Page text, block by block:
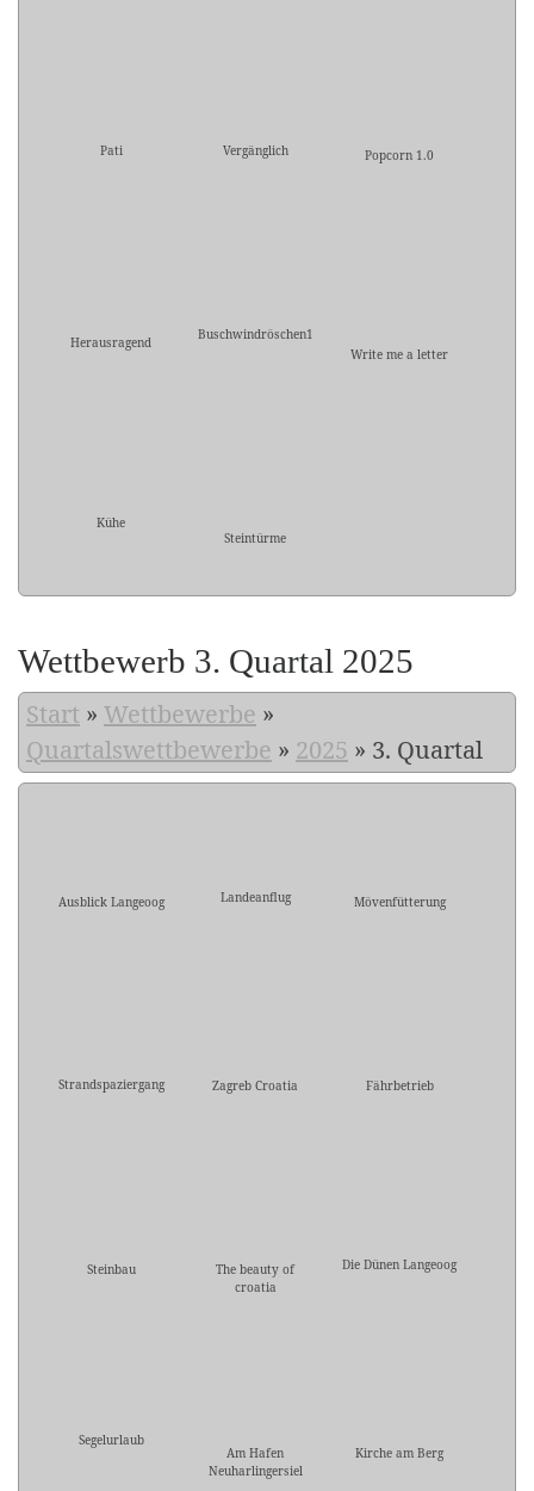
Pati Vergänglich Popcorn 1.0
Herausragend
Buschwindröschen1
Write me a letter
Kühe
Steintürme
Wettbewerb 3. Quartal 2025
Start » Wettbewerbe »
Quartalswettbewerbe » 2025 » 3. Quartal
Ausblick Langeoog Landeanflug Mövenfütterung
Strandspaziergang Zagreb Croatia Fährbetrieb
Steinbau
The beauty of
croatia
Die Dünen Langeoog
Segelurlaub
Am Hafen
Neuharlingersiel
Kirche am Berg